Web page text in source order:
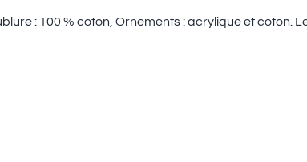
: 100 % coton, Ornements : acrylique et coton.